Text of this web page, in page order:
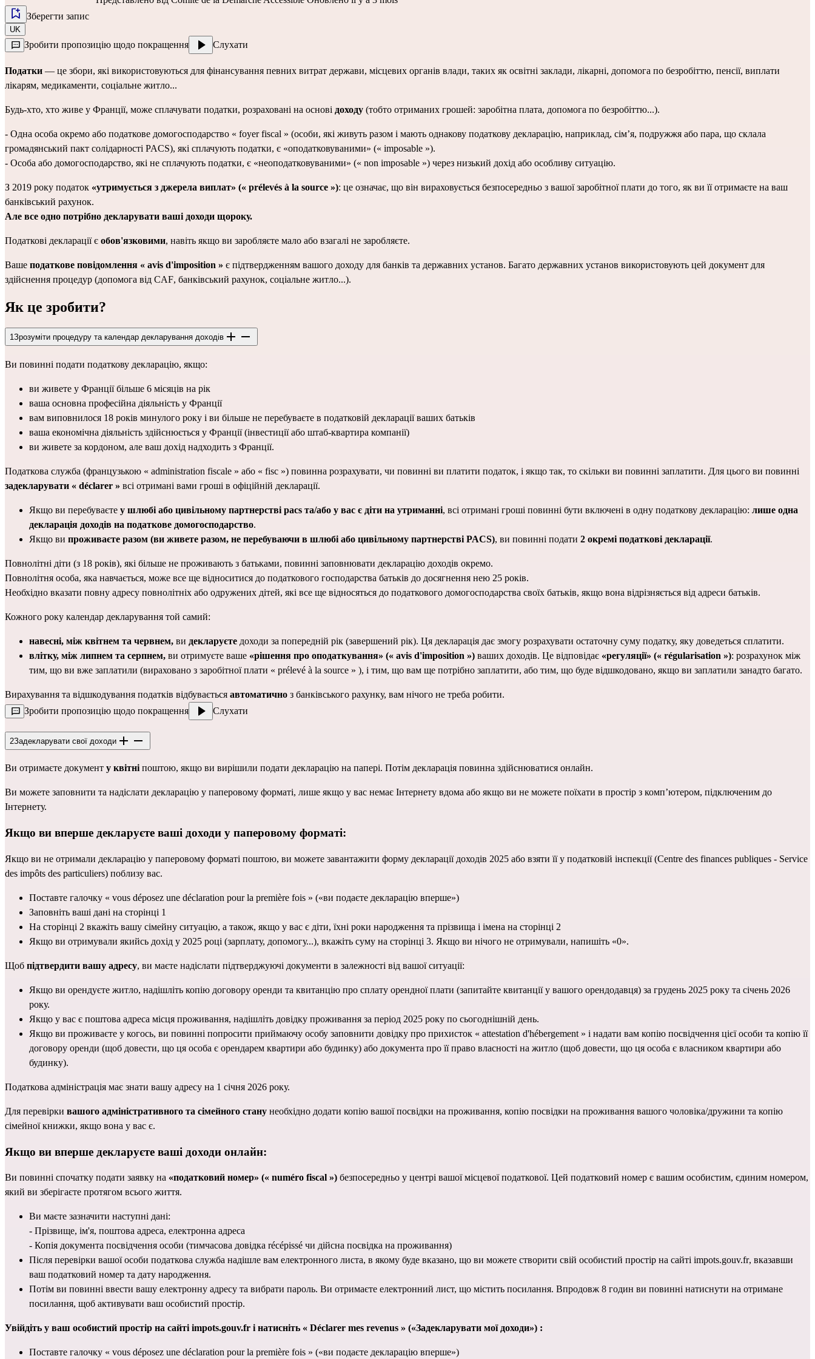
Зберегти запис
UK
Зробити пропозицію щодо покращення Слухати
Податки — це збори, які використовуються для фінансування певних витрат держави, місцевих органів влади, таких як освітні заклади, лікарні, допомога по безробіттю, пенсії, виплати
лікарям, медикаменти, соціальне житло...
Будь-хто, хто живе у Франції, може сплачувати податки, розраховані на основі доходу (тобто отриманих грошей: заробітна плата, допомога по безробіттю...).
- Одна особа окремо або податкове домогосподарство « foyer fiscal » (особи, які живуть разом і мають однакову податкову декларацію, наприклад, сім’я, подружжя або пара, що склала
громадянський пакт солідарності PACS), які сплачують податки, є «оподатковуваними» (« imposable »).
- Особа або домогосподарство, які не сплачують податки, є «неоподатковуваними» (« non imposable ») через низький дохід або особливу ситуацію.
З 2019 року податок «утримується з джерела виплат» (« prélevés à la source »): це означає, що він вираховується безпосередньо з вашої заробітної плати до того, як ви її отримаєте на ваш
банківський рахунок.
Але все одно потрібно декларувати ваші доходи щороку.
Податкові декларації є обов'язковими, навіть якщо ви заробляєте мало або взагалі не заробляєте.
Ваше податкове повідомлення « avis d'imposition » є підтвердженням вашого доходу для банків та державних установ. Багато державних установ використовують цей документ для
здійснення процедур (допомога від CAF, банківський рахунок, соціальне житло...).
Як це зробити?
1Зрозуміти процедуру та календар декларування доходів
Ви повинні подати податкову декларацію, якщо:
ви живете у Франції більше 6 місяців на рік
ваша основна професійна діяльність у Франції
вам виповнилося 18 років минулого року і ви більше не перебуваєте в податковій декларації ваших батьків
ваша економічна діяльність здійснюється у Франції (інвестиції або штаб-квартира компанії)
ви живете за кордоном, але ваш дохід надходить з Франції.
задекларувати « déclarer » всі отримані вами гроші в офіційній декларації.
Якщо ви перебуваєте у шлюбі або цивільному партнерстві pacs та/або у вас є діти на утриманні, всі отримані гроші повинні бути включені в одну податкову декларацію: лише одна
декларація доходів на податкове домогосподарство.
Якщо ви проживаєте разом (ви живете разом, не перебуваючи в шлюбі або цивільному партнерстві PACS), ви повинні подати 2 окремі податкові декларації.
Повнолітні діти (з 18 років), які більше не проживають з батьками, повинні заповнювати декларацію доходів окремо.
Повнолітня особа, яка навчається, може все ще відноситися до податкового господарства батьків до досягнення нею 25 років.
Необхідно вказати повну адресу повнолітніх або одружених дітей, які все ще відносяться до податкового домогосподарства своїх батьків, якщо вона відрізняється від адреси батьків.
Кожного року календар декларування той самий:
навесні, між квітнем та червнем, ви декларуєте доходи за попередній рік (завершений рік). Ця декларація дає змогу розрахувати остаточну суму податку, яку доведеться сплатити.
влітку, між липнем та серпнем, ви отримуєте ваше «рішення про оподаткування» (« avis d'imposition ») ваших доходів. Це відповідає «регуляції» (« régularisation »): розрахунок між
тим, що ви вже заплатили (вираховано з заробітної плати « prélevé à la source » ), і тим, що вам ще потрібно заплатити, або тим, що буде відшкодовано, якщо ви заплатили занадто багато.
Вирахування та відшкодування податків відбувається автоматично з банківського рахунку, вам нічого не треба робити.
Зробити пропозицію щодо покращення
Слухати
2Задекларувати свої доходи
Ви отримаєте документ у квітні поштою, якщо ви вирішили подати декларацію на папері. Потім декларація повинна здійснюватися онлайн.
Ви можете заповнити та надіслати декларацію у паперовому форматі, лише якщо у вас немає Інтернету вдома або якщо ви не можете поїхати в простір з комп’ютером, підключеним до
Інтернету.
Якщо ви вперше декларуєте ваші доходи у паперовому форматі:
Якщо ви не отримали декларацію у паперовому форматі поштою, ви можете завантажити форму декларації доходів 2025 або взяти її у податковій інспекції (Centre des finances publiques - Service
des impôts des particuliers) поблизу вас.
Поставте галочку « vous déposez une déclaration pour la première fois » («ви подаєте декларацію вперше»)
Заповніть ваші дані на сторінці 1
На сторінці 2 вкажіть вашу сімейну ситуацію, а також, якщо у вас є діти, їхні роки народження та прізвища і імена на сторінці 2
Якщо ви отримували якийсь дохід у 2025 році (зарплату, допомогу...), вкажіть суму на сторінці 3. Якщо ви нічого не отримували, напишіть «0».
Щоб підтвердити вашу адресу, ви маєте надіслати підтверджуючі документи в залежності від вашої ситуації:
Якщо ви орендуєте житло, надішліть копію договору оренди та квитанцію про сплату орендної плати (запитайте квитанції у вашого орендодавця) за грудень 2025 року та січень 2026
року.
Якщо у вас є поштова адреса місця проживання, надішліть довідку проживання за період 2025 року по сьогоднішній день.
Якщо ви проживаєте у когось, ви повинні попросити приймаючу особу заповнити довідку про прихисток « attestation d'hébergement » і надати вам копію посвідчення цієї особи та копію її
договору оренди (щоб довести, що ця особа є орендарем квартири або будинку) або документа про її право власності на житло (щоб довести, що ця особа є власником квартири або
будинку).
Податкова адміністрація має знати вашу адресу на 1 січня 2026 року.
Для перевірки вашого адміністративного та сімейного стану необхідно додати копію вашої посвідки на проживання
сімейної книжки, якщо вона у вас є.
Якщо ви вперше декларуєте ваші доходи онлайн:
Ви повинні спочатку подати заявку на «податковий номер» (« numéro fiscal ») безпосередньо у центрі вашої місцевої податкової. Цей податковий номер є вашим особистим, єдиним номером,
який ви зберігаєте протягом всього життя.
Ви маєте зазначити наступні дані:
- Прізвище, ім'я, поштова адреса, електронна адреса
- Копія документа посвідчення особи (тимчасова довідка récépissé чи дійсна посвідка на проживання)
Після перевірки вашої особи податкова служба надішле вам електронного листа, в якому буде вказано, що ви можете створити свій особистий простір на сайті impots.gouv.fr, вказавши
ваш податковий номер та дату народження.
Потім ви повинні ввести вашу електронну адресу та вибрати пароль. Ви отримаєте електронний лист, що містить посилання. Впродовж 8 годин ви повинні натиснути на отримане
посилання, щоб активувати ваш особистий простір.
Увійдіть у ваш особистий простір на сайті impots.gouv.fr і натисніть « Déclarer mes revenus » («Задекларувати мої доходи») :
Поставте галочку « vous déposez une déclaration pour la première fois » («ви подаєте декларацію вперше»)